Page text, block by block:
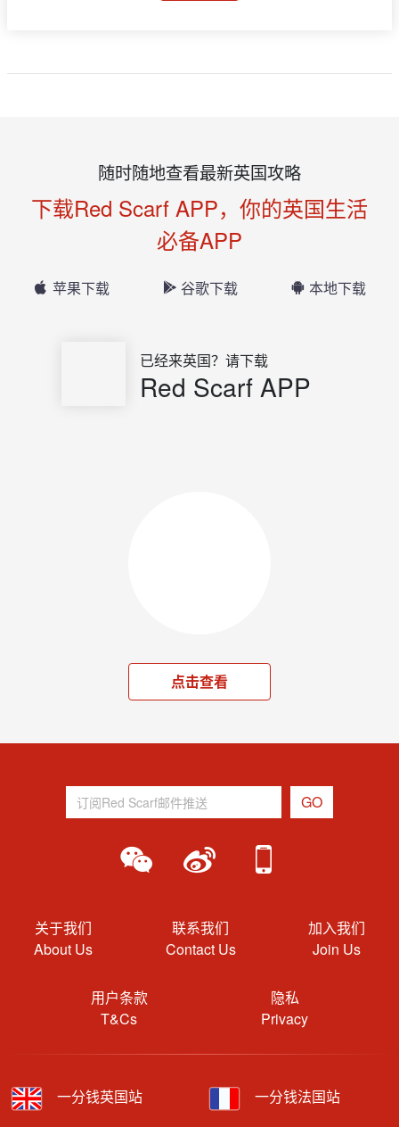
随时随地查看最新英国攻略
下载Red Scarf APP，你的英国生活
必备APP
苹果下载 谷歌下载 本地下载
已经来英国？请下载
Red Scarf APP
点击查看
关于我们
About Us
联系我们
Contact Us
加入我们
Join Us
用户条款
T&Cs
隐私
Privacy
一分钱英国站 一分钱法国站